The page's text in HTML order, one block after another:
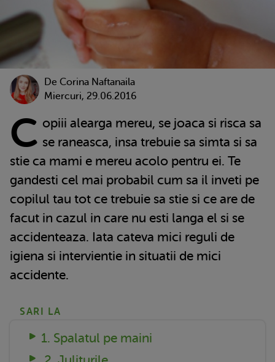
De Corina Naftanaila
Miercuri, 29.06.2016
C opiii alearga mereu, se joaca si risca sa
se raneasca, insa trebuie sa simta si sa
stie ca mami e mereu acolo pentru ei. Te
gandesti cel mai probabil cum sa il inveti pe
copilul tau tot ce trebuie sa stie si ce are de
facut in cazul in care nu esti langa el si se
accidenteaza. Iata cateva mici reguli de
igiena si intervientie in situatii de mici
accidente.
SARI LA
1. Spalatul pe maini